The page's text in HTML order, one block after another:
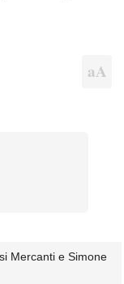
Mercanti e Simone